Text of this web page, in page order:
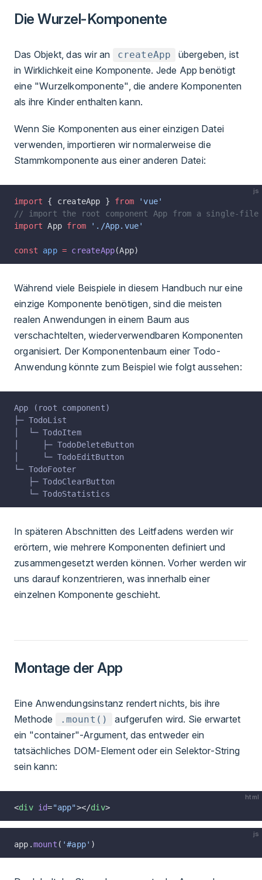
Die Wurzel-Komponente
Das Objekt, das wir an createApp
übergeben, ist
in Wirklichkeit eine Komponente. Jede App benötigt
eine "Wurzelkomponente", die andere Komponenten
als ihre Kinder enthalten kann.
Wenn Sie Komponenten aus einer einzigen Datei
verwenden, importieren wir normalerweise die
Stammkomponente aus einer anderen Datei:
js
import { createApp } from 'vue'
// import the root component App from a single-file
import App from './App.vue'
const app = createApp(App)
Während viele Beispiele in diesem Handbuch nur eine
einzige Komponente benötigen, sind die meisten
realen Anwendungen in einem Baum aus
verschachtelten, wiederverwendbaren Komponenten
organisiert. Der Komponentenbaum einer Todo-
Anwendung könnte zum Beispiel wie folgt aussehen:
App (root component)
├─ TodoList
│  └─ TodoItem
│     ├─ TodoDeleteButton
│     └─ TodoEditButton
└─ TodoFooter
   ├─ TodoClearButton
   └─ TodoStatistics
In späteren Abschnitten des Leitfadens werden wir
erörtern, wie mehrere Komponenten definiert und
zusammengesetzt werden können. Vorher werden wir
uns darauf konzentrieren, was innerhalb einer
einzelnen Komponente geschieht.
Montage der App
Eine Anwendungsinstanz rendert nichts, bis ihre
Methode
.mount()
aufgerufen wird. Sie erwartet
ein "container"-Argument, das entweder ein
tatsächliches DOM-Element oder ein Selektor-String
sein kann:
html
<div id="app"></div>
js
app.mount ( '#app' )